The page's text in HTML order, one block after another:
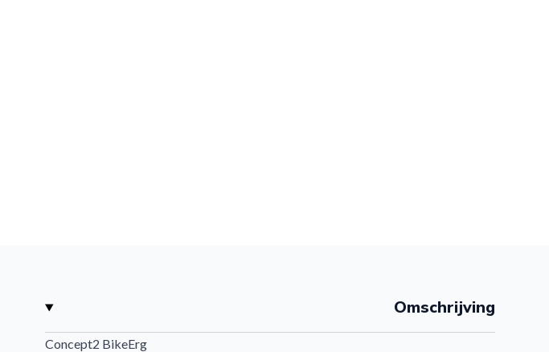
Omschrijving
Concept2 BikeErg